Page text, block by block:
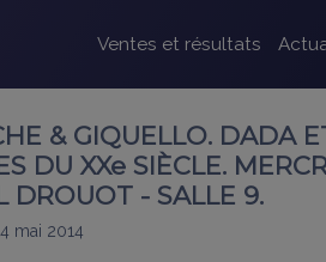
Ventes et résultats
& GIQUELLO. DADA
DU XXe SIÈCLE.
DROUOT - SALLE 9.
mai 2014